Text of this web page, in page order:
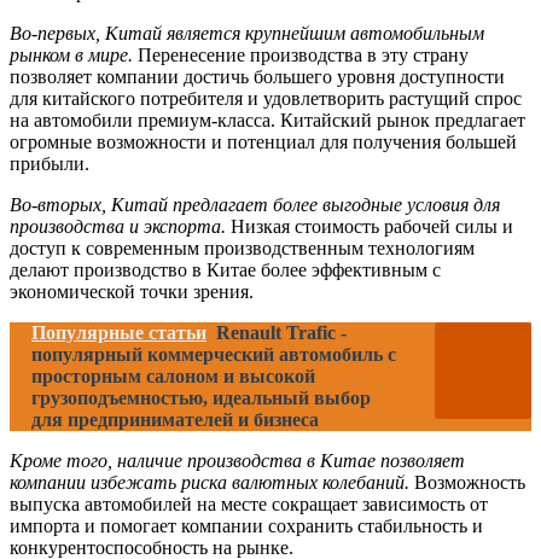
Во-первых, Китай является крупнейшим автомобильным
рынком в мире. Перенесение производства в эту страну
позволяет компании достичь большего уровня доступности
для китайского потребителя и удовлетворить растущий спрос
на автомобили премиум-класса. Китайский рынок предлагает
огромные возможности и потенциал для получения большей
прибыли.
Во-вторых, Китай предлагает более выгодные условия для
производства и экспорта. Низкая стоимость рабочей силы и
доступ к современным производственным технологиям
делают производство в Китае более эффективным с
экономической точки зрения.
Популярные статьи Renault Trafic -
популярный коммерческий автомобиль с
просторным салоном и высокой
грузоподъемностью, идеальный выбор
для предпринимателей и бизнеса
Кроме того, наличие производства в Китае позволяет
компании избежать риска валютных колебаний. Возможность
выпуска автомобилей на месте сокращает зависимость от
импорта и помогает компании сохранить стабильность и
конкурентоспособность на рынке.